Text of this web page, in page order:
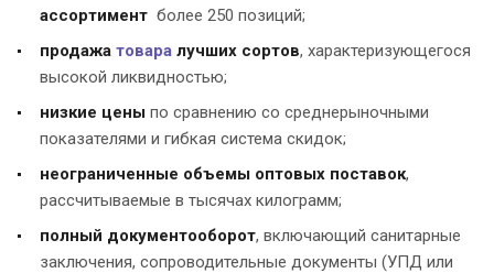
ассортимент более 250 позиций;
продажа товара лучших сортов, характеризующегося
высокой ликвидностью;
низкие цены по сравнению со среднерыночными
показателями и гибкая система скидок;
неограниченные объемы оптовых поставок,
рассчитываемые в тысячах килограмм;
полный документооборот, включающий санитарные
заключения, сопроводительные документы (УПД или